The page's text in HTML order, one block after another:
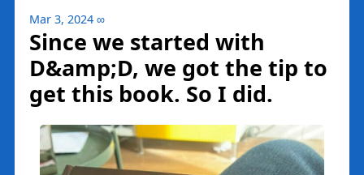
Mar 3, 2024 ∞
Since we started with
D&amp;D, we got the tip to
get this book. So I did.